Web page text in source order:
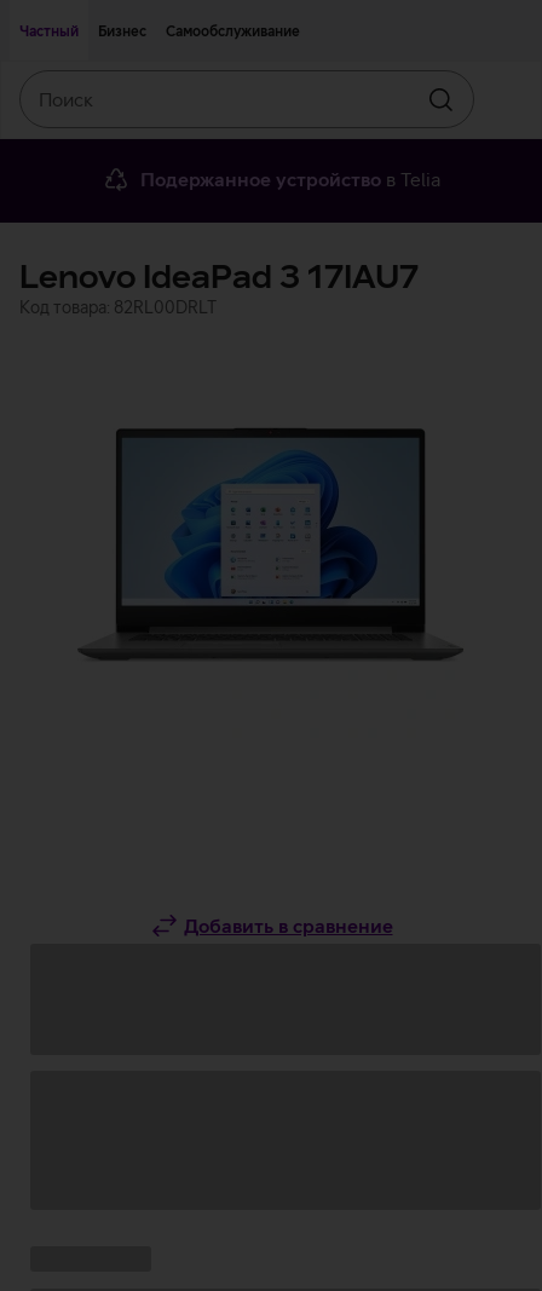
Частный
Бизнес Самообслуживание
Искать
Подержанное устройство в Telia
Lenovo IdeaPad 3 17IAU7
Код товара: 82RL00DRLT
Добавить в сравнение